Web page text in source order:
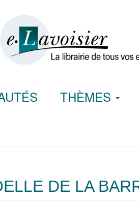
THÈMES
DE LA